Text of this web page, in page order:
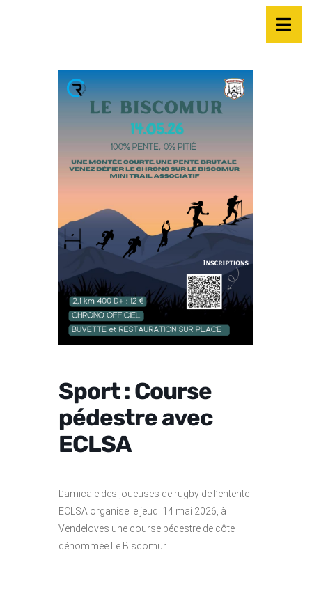
Sport : Course
pédestre avec
ECLSA
L’amicale des joueuses de rugby de l’entente
ECLSA organise le jeudi 14 mai 2026, à
Vendeloves une course pédestre de côte
dénommée Le Biscomur.